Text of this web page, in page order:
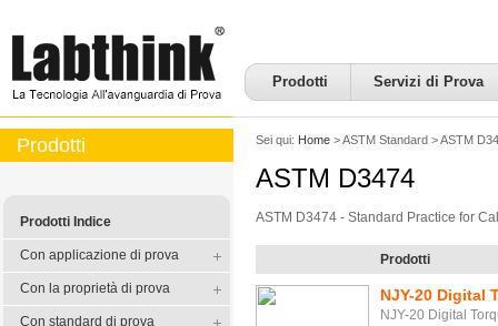
Prodotti Servizi di Prova
Sei qui: Home >ASTM Standard >ASTM
ASTM D3474
ASTM D3474 - Standard Practice for
Prodotti
NJY-20 Digital
NJY-20 Digital
Prodotti
Prodotti Indice
Con applicazione di prova
Con la proprietà di prova
Con standard di prova